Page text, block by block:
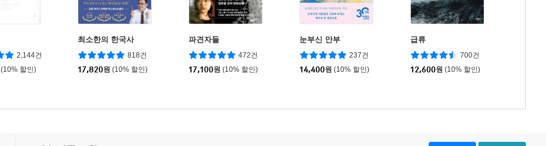
2,144건
(10% 할인)
최소한의 한국사
818건
17,820원 (10% 할인)
파견자들
472건
17,100원 (10% 할인)
눈부신 안부
237건
14,400원 (10% 할인)
급류
700건
12,600원 (10% 할인)